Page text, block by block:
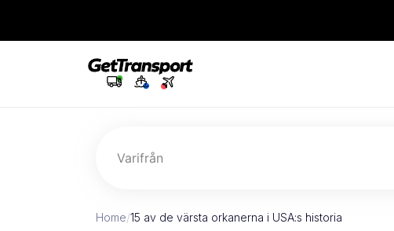
Varifrån
Home/15 av de värsta orkanerna i USA:s historia